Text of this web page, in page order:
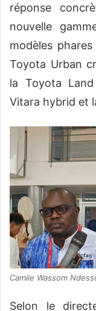
réponse
nouvelle
modèles
Toyota Urban
la Toyota
Vitara hybrid et
Camile Wassom
Selon le